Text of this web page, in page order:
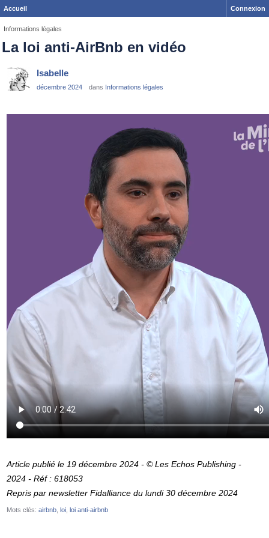
Accueil Connexion
Informations légales
La loi anti-AirBnb en vidéo
Isabelle
décembre 2024 dans Informations légales
Article publié le 19 décembre 2024 - © Les Echos Publishing -
2024 - Réf : 618053
Repris par newsletter Fidalliance du lundi 30 décembre 2024
Mots clés: airbnb loi loi anti-airbnb